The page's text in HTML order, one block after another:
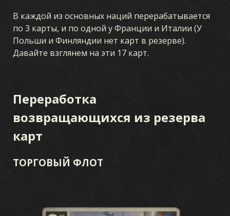
В каждой из основных наций перерабатывается
по 3 карты, и по одной у Франции и Италии (У
Польши и Финляндии нет карт в резерве).
Давайте взглянем на эти 17 карт.
Переработка
возвращающихся из резерва
карт
ТОРГОВЫЙ ФЛОТ